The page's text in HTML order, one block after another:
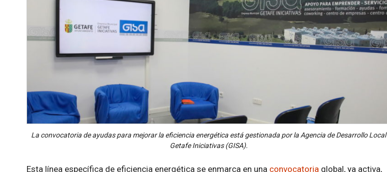
La convocatoria de ayudas para mejorar la eficiencia energética está gestionada por la Agencia de Desarrollo Local
Getafe Iniciativas (GISA).
Esta línea específica de eficiencia energética se enmarca en una convocatoria global, ya activa,